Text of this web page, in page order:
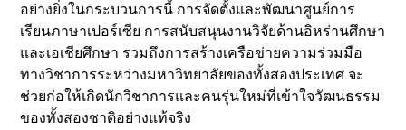
อย่างยิ่งในกระบวนการนี้ การจัดตั้งและพัฒนาศูนย์การ
เรียนภาษาเปอร์เซีย การสนับสนุนงานวิจัยด้านอิหร่านศึกษา
และเอเชียศึกษา รวมถึงการสร้างเครือข่ายความร่วมมือ
ทางวิชาการระหว่างมหาวิทยาลัยของทั้งสองประเทศ จะ
ช่วยก่อให้เกิดนักวิชาการและคนรุ่นใหม่ที่เข้าใจวัฒนธรรม
ของทั้งสองชาติอย่างแท้จริง